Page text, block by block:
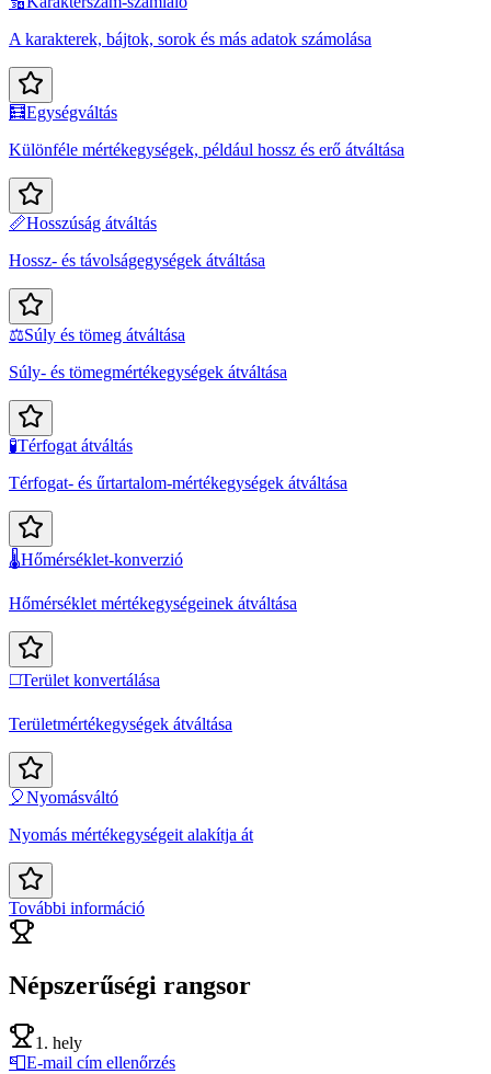
A karakterek, bájtok, sorok és más adatok számolása
🧮Egységváltás
Különféle mértékegységek, például hossz és erő átváltása
📏Hosszúság átváltás
Hossz- és távolságegységek átváltása
⚖️Súly és tömeg átváltása
Súly- és tömegmértékegységek átváltása
🧪Térfogat átváltás
Térfogat- és űrtartalom-mértékegységek átváltása
🌡️Hőmérséklet-konverzió
Hőmérséklet mértékegységeinek átváltása
◻️Terület konvertálása
Területmértékegységek átváltása
🎈Nyomásváltó
Nyomás mértékegységeit alakítja át
További információ
Népszerűségi rangsor
1. hely
📮E-mail cím ellenőrzés